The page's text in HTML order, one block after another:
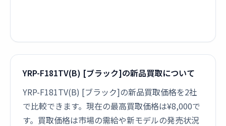
YRP-F181TV(B) [ブラック]の新品買取について
YRP-F181TV(B) [ブラック]の新品買取価格を2社
で比較できます。現在の最高買取価格は¥8,000で
す。買取価格は市場の需給や新モデルの発売状況